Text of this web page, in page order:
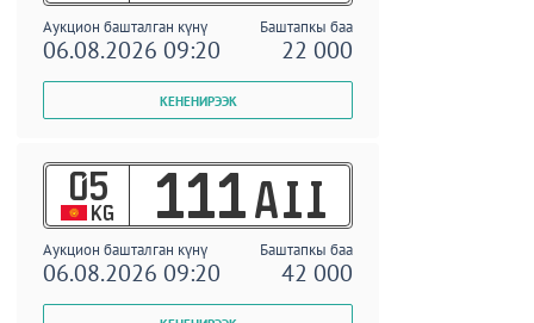
Аукцион башталган күнү Баштапкы баа
06.08.2026 09:20 22 000
05
KG 111 AII
Аукцион башталган күнү Баштапкы баа
06.08.2026 09:20 42 000